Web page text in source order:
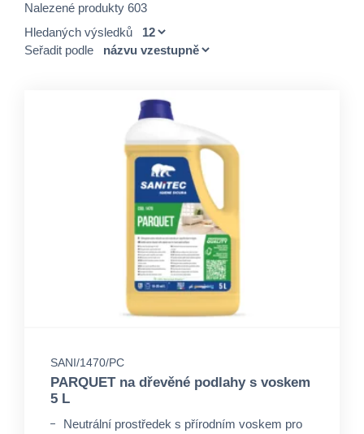
Nalezené produkty 603
Hledaných výsledků
Seřadit podle
SANI/1470/PC
PARQUET na dřevěné podlahy s voskem
5 L
Neutrální prostředek s přírodním voskem pro